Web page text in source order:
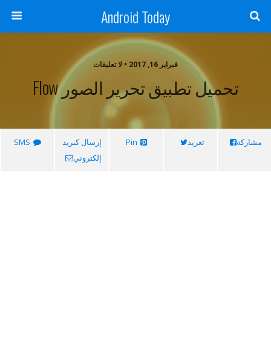
Android Today
فبراير 16, 2017 • لا تعليقات
تحميل تطبيق تحرير الصور Flow
مشاركة تغريد Pin
إرسال كبريد
إلكتروني
SMS